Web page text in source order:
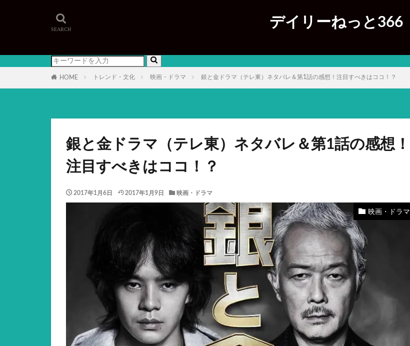
デイリーねっと366
HOME トレンド・文化 映画・ドラマ 銀と金ドラマ（テレ東）ネタバレ＆第1話の感想！注目すべきはココ！？
銀と金ドラマ（テレ東）ネタバレ＆第1話の感想！
注目すべきはココ！？
2017年1月6日 2017年1月9日 映画・ドラマ
映画・ドラマ